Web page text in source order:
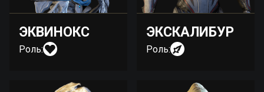
ЭКВИНОКС
Роль:
ЭКСКАЛИБУР
Роль: